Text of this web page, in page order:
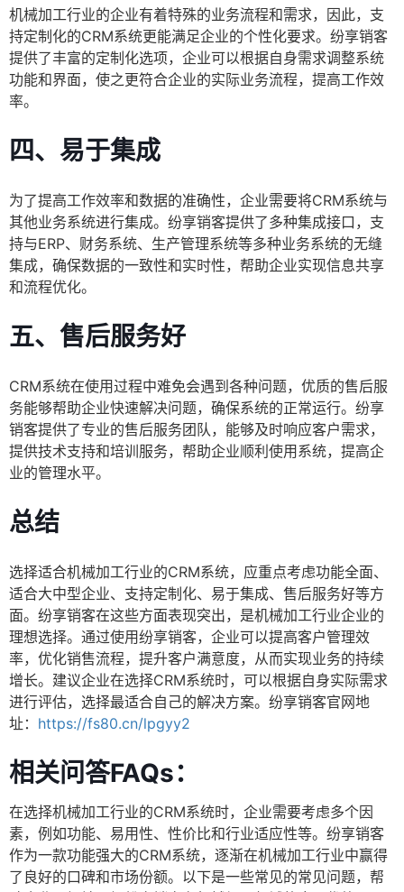
机械加工行业的企业有着特殊的业务流程和需求，因此，支
持定制化的CRM系统更能满足企业的个性化要求。纷享销客
提供了丰富的定制化选项，企业可以根据自身需求调整系统
功能和界面，使之更符合企业的实际业务流程，提高工作效
率。
四、易于集成
为了提高工作效率和数据的准确性，企业需要将CRM系统与
其他业务系统进行集成。纷享销客提供了多种集成接口，支
持与ERP、财务系统、生产管理系统等多种业务系统的无缝
集成，确保数据的一致性和实时性，帮助企业实现信息共享
和流程优化。
五、售后服务好
CRM系统在使用过程中难免会遇到各种问题，优质的售后服
务能够帮助企业快速解决问题，确保系统的正常运行。纷享
销客提供了专业的售后服务团队，能够及时响应客户需求，
提供技术支持和培训服务，帮助企业顺利使用系统，提高企
业的管理水平。
总结
选择适合机械加工行业的CRM系统，应重点考虑功能全面、
适合大中型企业、支持定制化、易于集成、售后服务好等方
面。纷享销客在这些方面表现突出，是机械加工行业企业的
理想选择。通过使用纷享销客，企业可以提高客户管理效
率，优化销售流程，提升客户满意度，从而实现业务的持续
增长。建议企业在选择CRM系统时，可以根据自身实际需求
进行评估，选择最适合自己的解决方案。纷享销客官网地
址： https://fs80.cn/lpgyy2
相关问答FAQs：
在选择机械加工行业的CRM系统时，企业需要考虑多个因
素，例如功能、易用性、性价比和行业适应性等。纷享销客
作为一款功能强大的CRM系统，逐渐在机械加工行业中赢得
了良好的口碑和市场份额。以下是一些常见的常见问题，帮